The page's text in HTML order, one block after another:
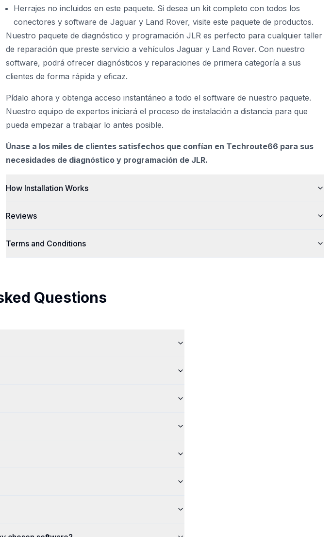
Herrajes no incluidos en este paquete. Si desea un kit completo con todos los
conectores y software de Jaguar y Land Rover, visite este paquete de productos.
Nuestro paquete de diagnóstico y programación JLR es perfecto para cualquier taller
de reparación que preste servicio a vehículos Jaguar y Land Rover. Con nuestro
software, podrá ofrecer diagnósticos y reparaciones de primera categoría a sus
clientes de forma rápida y eficaz.
Pídalo ahora y obtenga acceso instantáneo a todo el software de nuestro paquete.
Nuestro equipo de expertos iniciará el proceso de instalación a distancia para que
pueda empezar a trabajar lo antes posible.
Únase a los miles de clientes satisfechos que confían en Techroute66 para sus
necesidades de diagnóstico y programación de JLR.
How Installation Works
Reviews
Terms and Conditions
Questions